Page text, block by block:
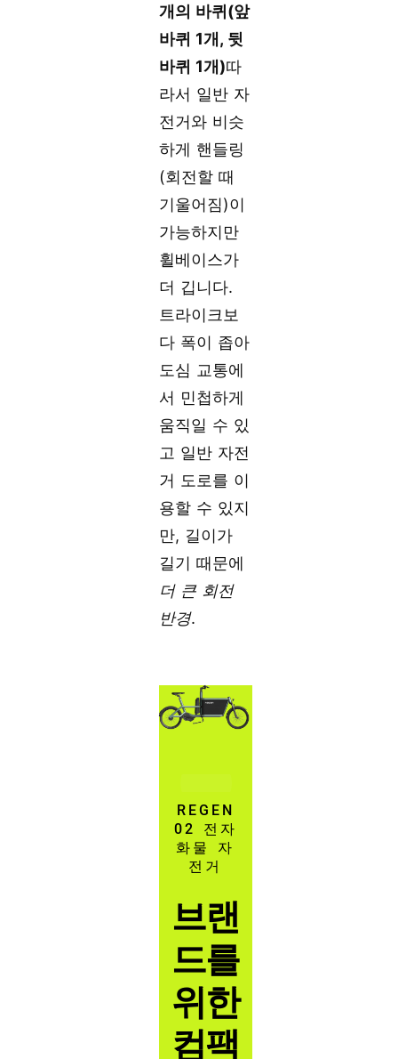
개의 바퀴(앞
바퀴 1개, 뒷
바퀴 1개)따
라서 일반 자
전거와 비슷
하게 핸들링
(회전할 때
기울어짐)이
가능하지만
휠베이스가
더 깁니다.
트라이크보
다 폭이 좁아
도심 교통에
서 민첩하게
움직일 수 있
고 일반 자전
거 도로를 이
용할 수 있지
만, 길이가
길기 때문에
더 큰 회전
반경.
REGEN
02 전자
화물 자
전거
브랜
드를
위한
컴팩